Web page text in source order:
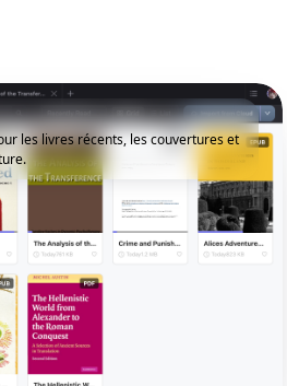
les livres récents, les couvertures et